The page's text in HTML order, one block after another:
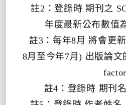
註2 ：登錄時 期刊之
年度最新公布數值
註3 ：每年8月 將會更
8月至今年7月) 出版論文
factor
註4 ：登錄時 期刊